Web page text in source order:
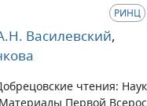
РИНЦ
Василевский,
чтения:
Первой